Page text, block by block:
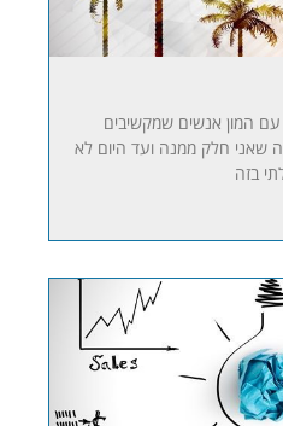
המון אנשים שמקשיבים
שאני חלק ממנה ועד היום לא
בזה